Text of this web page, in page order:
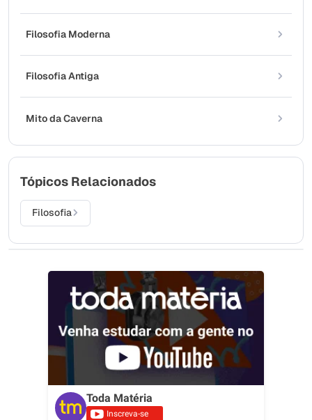
Filosofia Moderna
Filosofia Antiga
Mito da Caverna
Tópicos Relacionados
Filosofia
Toda Matéria
Inscreva-se